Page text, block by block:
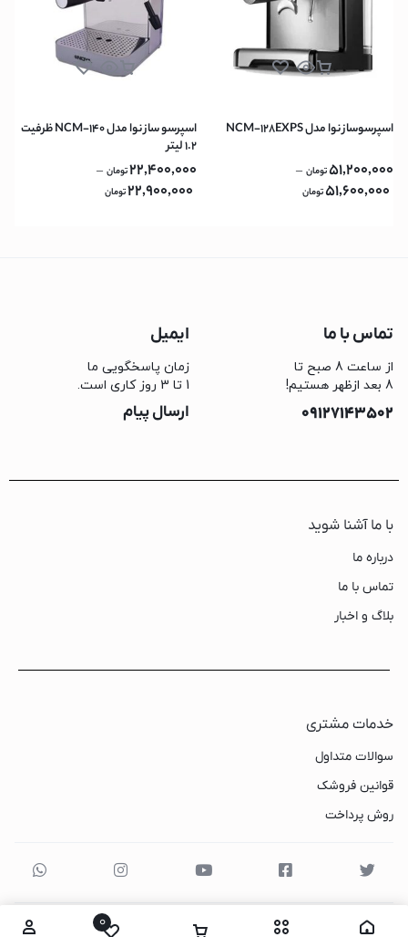
اسپرسوساز نوا مدل NCM-128EXPS
51,200,000تومان –
51,600,000تومان
اسپرسو ساز نوا مدل NCM-140 ظرفیت
۱.۲ لیتر
22,400,000تومان –
22,900,000تومان
تماس با ما
از ساعت 8 صبح تا
8 بعد ازظهر هستیم!
09127143502
ایمیل
زمان پاسخگویی ما
1 تا 3 روز کاری است.
ارسال پیام
با ما آشنا شوید
درباره ما
تماس با ما
بلاگ و اخبار
خدمات مشتری
سوالات متداول
قوانین فروشک
روش پرداخت
0